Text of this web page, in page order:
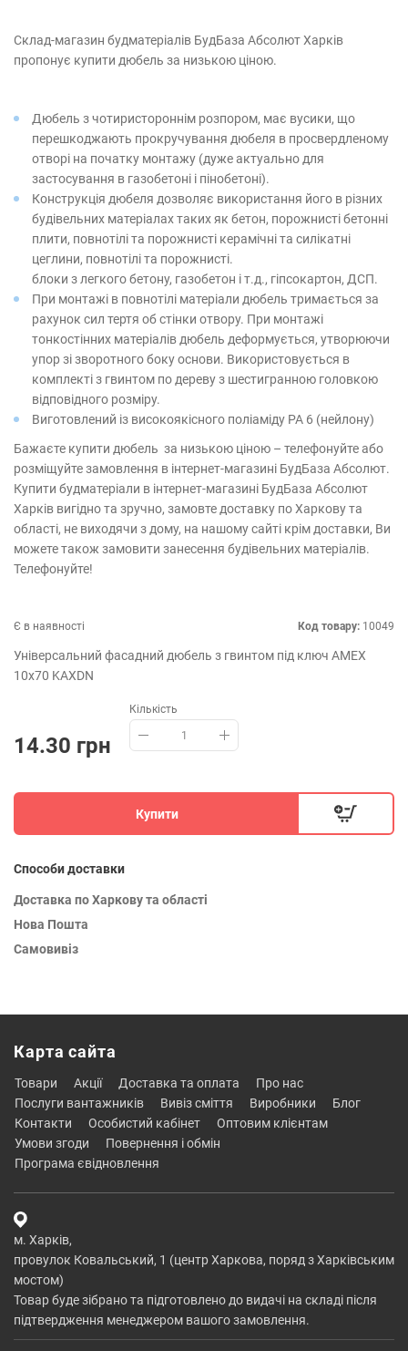
Склад-магазин будматеріалів БудБаза Абсолют Харків
пропонує купити дюбель за низькою ціною.
Дюбель з чотиристороннім розпором, має вусики, що
перешкоджають прокручування дюбеля в просвердленому
отворі на початку монтажу (дуже актуально для
застосування в газобетоні і пінобетоні).
Конструкція дюбеля дозволяє використання його в різних
будівельних матеріалах таких як бетон, порожнисті бетонні
плити, повнотілі та порожнисті керамічні та силікатні
цеглини, повнотілі та порожнисті.
блоки з легкого бетону, газобетон і т.д., гіпсокартон, ДСП.
При монтажі в повнотілі матеріали дюбель тримається за
рахунок сил тертя об стінки отвору. При монтажі
тонкостінних матеріалів дюбель деформується, утворюючи
упор зі зворотного боку основи. Використовується в
комплекті з гвинтом по дереву з шестигранною головкою
відповідного розміру.
Виготовлений із високоякісного поліаміду РА 6 (нейлону)
Бажаєте купити дюбель за низькою ціною – телефонуйте або
розміщуйте замовлення в інтернет-магазині БудБаза Абсолют.
Купити будматеріали в інтернет-магазині БудБаза Абсолют
Харків вигідно та зручно, замовте доставку по Харкову та
області, не виходячи з дому, на нашому сайті крім доставки, Ви
можете також замовити занесення будівельних матеріалів.
Телефонуйте!
Є в наявності Код товару: 10049
Універсальний фасадний дюбель з гвинтом під ключ AMEX
10х70 KAXDN
14.30 грн
Кількість
Купити
Способи доставки
Доставка по Харкову та області
Нова Пошта
Самовивіз
Карта сайта
товари акції доставка та оплата
про нас
послуги вантажників
вивіз сміття виробники
блог
контакти
особистий кабінет
оптовим клієнтам
умови згоди
повернення і обмін
програма євідновлення
м. Харків,
провулок Ковальський, 1 (центр Харкова, поряд з Харківським
мостом)
Товар буде зібрано та підготовлено до видачі на складі після
підтвердження менеджером вашого замовлення.